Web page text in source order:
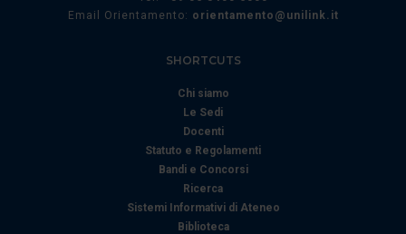
Email Orientamento: orientamento@unilink.it
SHORTCUTS
Chi siamo
Le Sedi
Docenti
Statuto e Regolamenti
Bandi e Concorsi
Ricerca
Sistemi Informativi di Ateneo
Biblioteca